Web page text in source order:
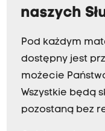
naszych
Pod każdym
dostępny jest
możecie
Wszystkie będą
pozostaną bez